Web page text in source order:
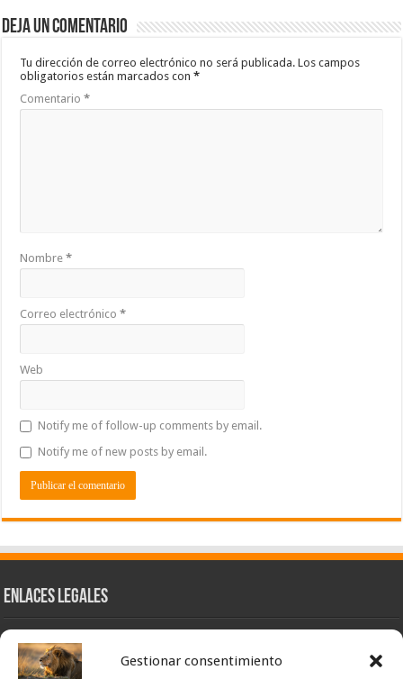
Gestionar consentimiento
Deja un comentario
Tu dirección de correo electrónico no será publicada. Los campos
obligatorios están marcados con*
Comentario*
Nombre*
Correo electrónico*
Web
Notify me of follow-up comments by email.
Notify me of new posts by email.
Enlaces Legales
Nuestra Esencia
Pulso Global